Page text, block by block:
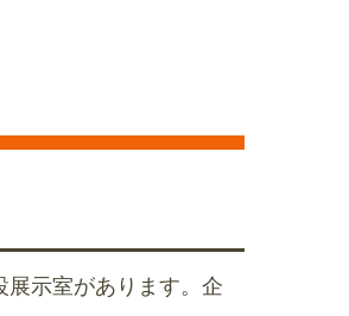
展示室があります。企